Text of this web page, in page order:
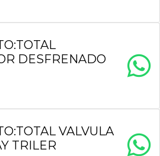
DESFRENADO
VALVULA
TRILER